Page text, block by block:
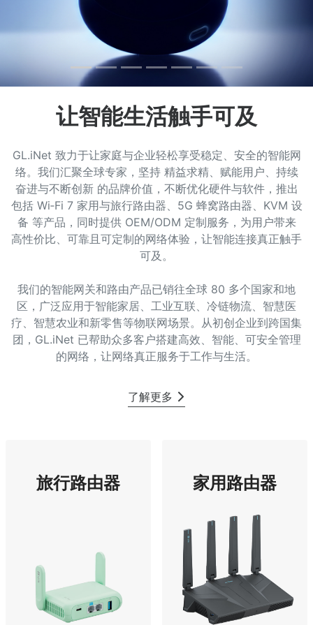
让智能生活触手可及
GL.iNet 致力于让家庭与企业轻松享受稳定、安全的智能网
络。我们汇聚全球专家，坚持 精益求精、赋能用户、持续
奋进与不断创新 的品牌价值，不断优化硬件与软件，推出
包括 Wi‑Fi 7 家用与旅行路由器、5G 蜂窝路由器、KVM 设
备 等产品，同时提供 OEM/ODM 定制服务，为用户带来
高性价比、可靠且可定制的网络体验，让智能连接真正触手
可及。
我们的智能网关和路由产品已销往全球 80 多个国家和地
区，广泛应用于智能家居、工业互联、冷链物流、智慧医
疗、智慧农业和新零售等物联网场景。从初创企业到跨国集
团，GL.iNet 已帮助众多客户搭建高效、智能、可安全管理
的网络，让网络真正服务于工作与生活。
了解更多
旅行路由器 家用路由器